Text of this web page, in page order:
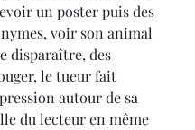
un poster puis des
voir son animal
disparaître, des
le tueur fait
autour de sa
du lecteur en même